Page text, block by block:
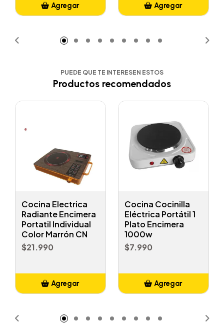
Agregar Agregar
PUEDE QUE TE INTERESEN ESTOS
Productos recomendados
Cocina Electrica
Radiante Encimera
Portatil Individual
Color Marrón CN
$21.990
Agregar
Cocina Cocinilla
Eléctrica Portátil 1
Plato Encimera
1000w
$7.990
Agregar